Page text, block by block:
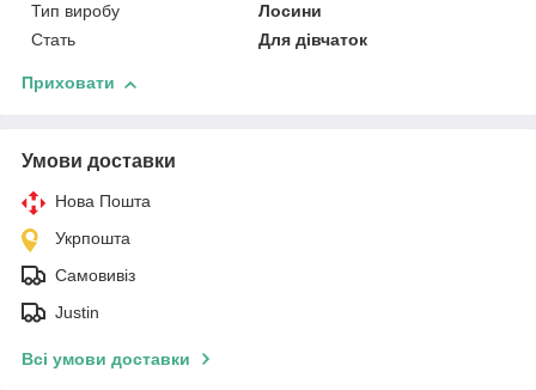
Тип виробу
Лосини
Стать
Для дівчаток
Приховати
Умови доставки
Нова Пошта
Укрпошта
Самовивіз
Justin
Всі умови доставки